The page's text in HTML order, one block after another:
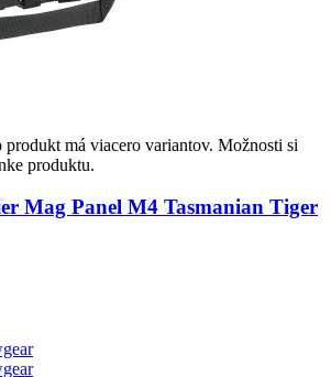
produkt má viacero variantov. Možnosti si
produktu.
Mag Panel M4 Tasmanian Tiger